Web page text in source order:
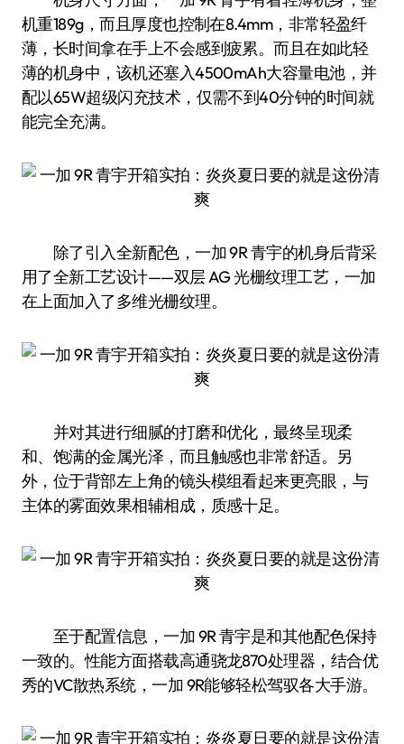
机重189g，而且厚度也控制在8.4mm，非常轻盈纤
薄，长时间拿在手上不会感到疲累。而且在如此轻
薄的机身中，该机还塞入4500mAh大容量电池，并
配以65W超级闪充技术，仅需不到40分钟的时间就
能完全充满。
除了引入全新配色，一加 9R 青宇的机身后背采
用了全新工艺设计——双层 AG 光栅纹理工艺，一加
在上面加入了多维光栅纹理。
并对其进行细腻的打磨和优化，最终呈现柔
和、饱满的金属光泽，而且触感也非常舒适。另
外，位于背部左上角的镜头模组看起来更亮眼，与
主体的雾面效果相辅相成，质感十足。
至于配置信息，一加 9R 青宇是和其他配色保持
一致的。性能方面搭载高通骁龙870处理器，结合优
秀的VC散热系统，一加 9R能够轻松驾驭各大手游。